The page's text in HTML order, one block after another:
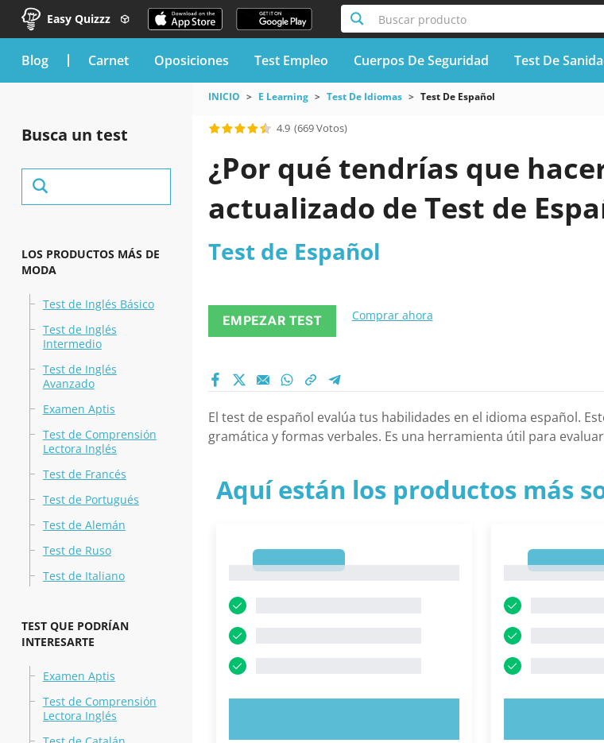
Easy Quizzz Buscar producto
blog Carnet Oposiciones Test Empleo Cuerpos De Seguridad Test De
Busca un test
LOS PRODUCTOS MÁS DE
MODA
Test de Inglés Básico
Test de Inglés
Intermedio
Test de Inglés
Avanzado
Examen Aptis
Test de Comprensión
Lectora Inglés
Test de Francés
Test de Portugués
Test de Alemán
Test de Ruso
Test de Italiano
TEST QUE PODRÍAN
INTERESARTE
Examen Aptis
Test de Comprensión
Lectora Inglés
INICIO E Learning Test De Idiomas Test De Español
4.9 (669 Votos)
¿Por qué tendrías que
actualizado de Test de
Test de Español
EMPEZAR TEST Comprar ahora
El test de español evalúa tus habilidades en el idioma español.
gramática y formas verbales. Es una herramienta útil para
Aquí están los productos más